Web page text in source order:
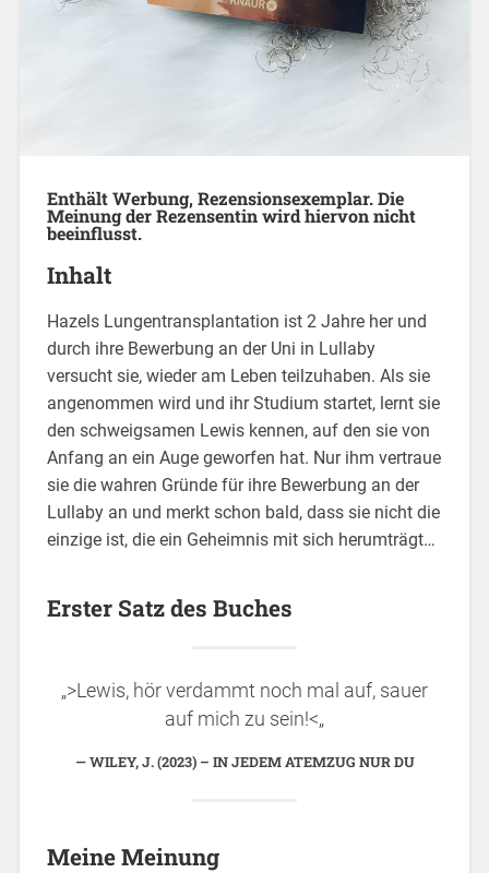
Enthält Werbung, Rezensionsexemplar. Die
Meinung der Rezensentin wird hiervon nicht
beeinflusst.
Inhalt
Hazels Lungentransplantation ist 2 Jahre her und
durch ihre Bewerbung an der Uni in Lullaby
versucht sie, wieder am Leben teilzuhaben. Als sie
angenommen wird und ihr Studium startet, lernt sie
den schweigsamen Lewis kennen, auf den sie von
Anfang an ein Auge geworfen hat. Nur ihm vertraue
sie die wahren Gründe für ihre Bewerbung an der
Lullaby an und merkt schon bald, dass sie nicht die
einzige ist, die ein Geheimnis mit sich herumträgt…
Erster Satz des Buches
„>Lewis, hör verdammt noch mal auf, sauer
auf mich zu sein!<„
WILEY, J. (2023) – IN JEDEM ATEMZUG NUR DU
Meine Meinung